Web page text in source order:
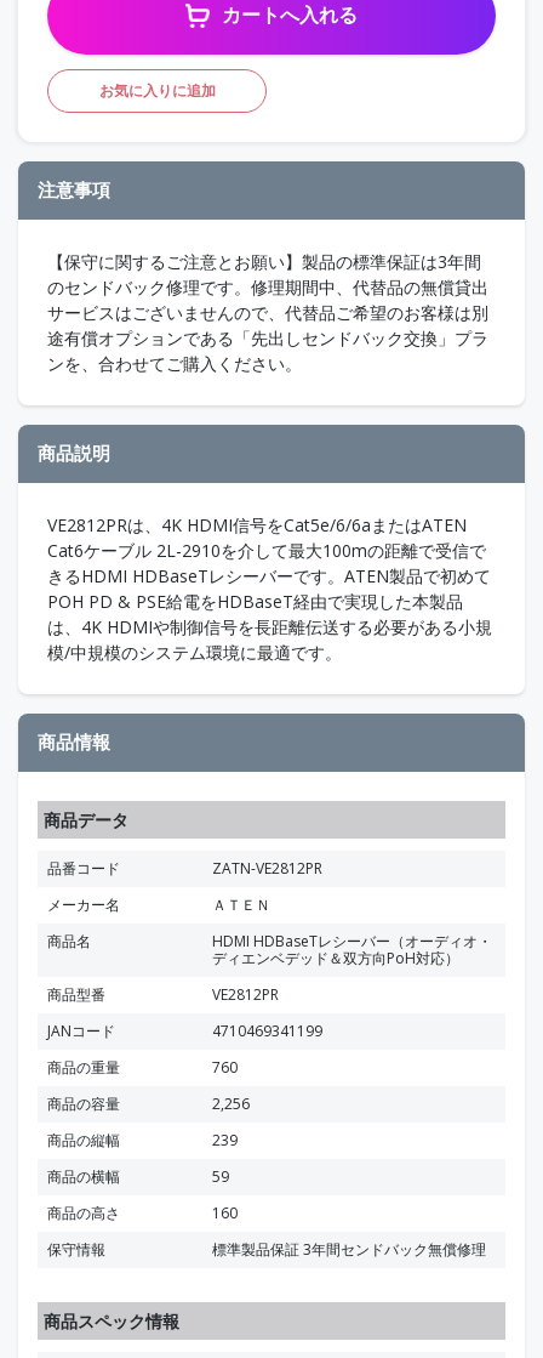
カートへ入れる
お気に入りに追加
注意事項
【保守に関するご注意とお願い】製品の標準保証は3年間
のセンドバック修理です。修理期間中、代替品の無償貸出
サービスはございませんので、代替品ご希望のお客様は別
途有償オプションである「先出しセンドバック交換」プラ
ンを、合わせてご購入ください。
商品説明
VE2812PRは、4K HDMI信号をCat5e/6/6aまたはATEN
Cat6ケーブル 2L-2910を介して最大100mの距離で受信で
きるHDMI HDBaseTレシーバーです。ATEN製品で初めて
POH PD & PSE給電をHDBaseT経由で実現した本製品
は、4K HDMIや制御信号を長距離伝送する必要がある小規
模/中規模のシステム環境に最適です。
商品情報
商品データ
品番コード
ZATN-VE2812PR
メーカー名
ＡＴＥＮ
商品名
HDMI HDBaseTレシーバー（オーディオ・
ディエンベデッド＆双方向PoH対応）
商品型番
VE2812PR
JANコード
4710469341199
商品の重量
760
商品の容量
2,256
商品の縦幅
239
商品の横幅
59
商品の高さ
160
保守情報
標準製品保証 3年間センドバック無償修理
商品スペック情報